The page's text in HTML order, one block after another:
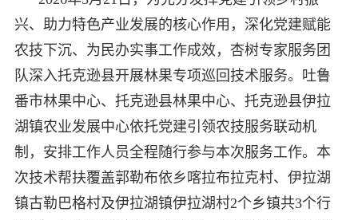
兴、助力特色产业发展的核心作用，深化党建赋能
农技下沉、为民办实事工作成效，杏树专家服务团
队深入托克逊县开展林果专项巡回技术服务。吐鲁
番市林果中心、托克逊县林果中心、托克逊县伊拉
湖镇农业发展中心依托党建引领农技服务联动机
制，安排工作人员全程随行参与本次服务工作。本
次技术帮扶覆盖郭勒布依乡喀拉布拉克村、伊拉湖
镇古勒巴格村及伊拉湖镇伊拉湖村2个乡镇共3个行